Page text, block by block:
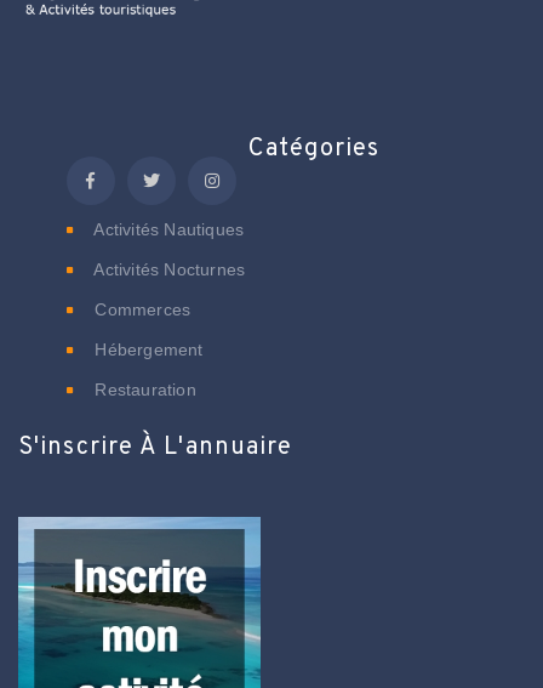
Catégories
Activités Nautiques
Activités Nocturnes
Commerces
Hébergement
Restauration
S'inscrire À L'annuaire